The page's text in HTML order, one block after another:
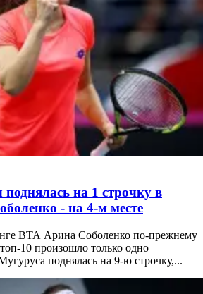
на 1 строчку в
- на 4-м месте
ВТА Арина Соболенко по-прежнему
10 произошло только одно
поднялась на 9-ю строчку,...